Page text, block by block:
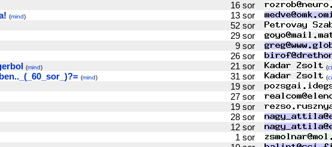
16 sor
(mind) 13 sor
52 sor
29 sor
9 sor
26 sor
(mind) 21 sor (
(mind) 31 sor (
19 sor
27 sor
19 sor
28 sor
12 sor
1 sor